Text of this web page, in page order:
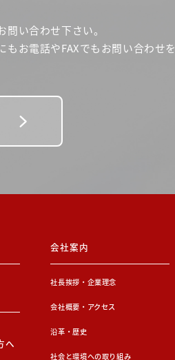
い合わせ下さい。
もお電話やFAXでもお問い合わせ
へ
会社案内
社長挨拶・企業理念
会社概要・アクセス
沿革・歴史
社会と環境への取り組み